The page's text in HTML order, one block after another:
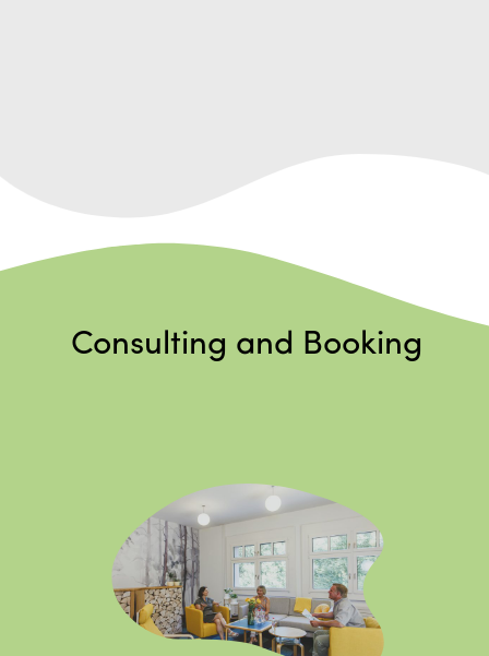
Consulting and Booking